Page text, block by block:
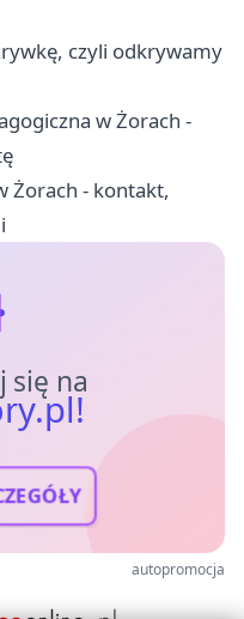
czyli odkrywamy
w Żorach -
Żorach - kontakt,
się na
autopromocja